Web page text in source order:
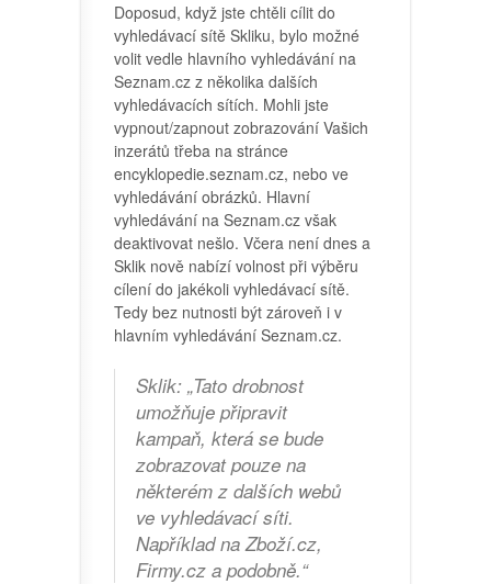
Doposud, když jste chtěli cílit do
vyhledávací sítě Skliku, bylo možné
volit vedle hlavního vyhledávání na
Seznam.cz z několika dalších
vyhledávacích sítích. Mohli jste
vypnout/zapnout zobrazování Vašich
inzerátů třeba na stránce
encyklopedie.seznam.cz, nebo ve
vyhledávání obrázků. Hlavní
vyhledávání na Seznam.cz však
deaktivovat nešlo. Včera není dnes a
Sklik nově nabízí volnost při výběru
cílení do jakékoli vyhledávací sítě.
Tedy bez nutnosti být zároveň i v
hlavním vyhledávání Seznam.cz.
Sklik: „Tato drobnost
umožňuje připravit
kampaň, která se bude
zobrazovat pouze na
některém z dalších webů
ve vyhledávací síti.
Například na Zboží.cz,
Firmy.cz a podobně.“